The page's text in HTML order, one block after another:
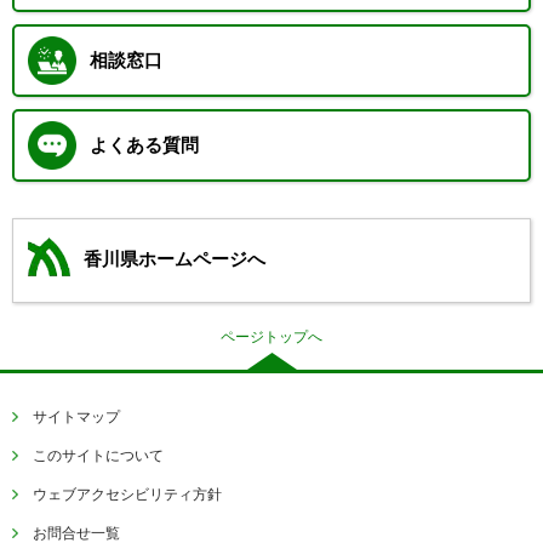
相談窓口
よくある質問
香川県ホームページへ
ページトップへ
サイトマップ
このサイトについて
ウェブアクセシビリティ方針
お問合せ一覧